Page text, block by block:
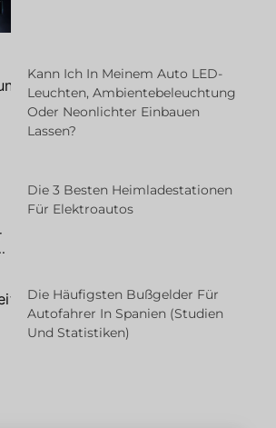
Kann Ich In Meinem Auto LED-
Leuchten, Ambientebeleuchtung
Oder Neonlichter Einbauen
Lassen?
Die 3 Besten Heimladestationen
Für Elektroautos
Die Häufigsten Bußgelder Für
Autofahrer In Spanien (Studien
Und Statistiken)